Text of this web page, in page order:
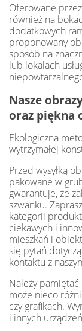
Oferowane
również na
dodatkowych
proponowany
sposób na
lub lokalach
Nasze
oraz piękna
Ekologiczna
wytrzymałej
Przed wysyłką
pakowane w
gwarantuje, że
szwanku.
kategorii
ciekawych i
mieszkań i
się pytań
kontaktu z
Należy
może nieco
czy grafikach.
i innych